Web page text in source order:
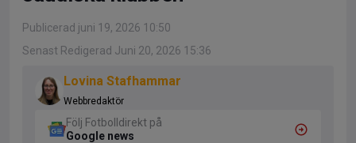
Publicerad juni 19, 2026 10:50
Senast Redigerad Juni 20, 2026 15:36
Lovina Stafhammar
Webbredaktör
Följ Fotbolldirekt på
Google news